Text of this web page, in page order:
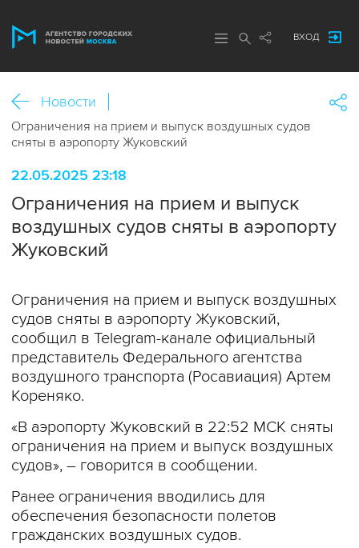
ВХОД
Новости
Ограничения на прием и выпуск воздушных судов
сняты в аэропорту Жуковский
22.05.2025 23:18
Ограничения на прием и выпуск
воздушных судов сняты в аэропорту
Жуковский
Ограничения на прием и выпуск воздушных
судов сняты в аэропорту Жуковский,
сообщил в Telegram-канале официальный
представитель Федерального агентства
воздушного транспорта (Росавиация) Артем
Кореняко.
«В аэропорту Жуковский в 22:52 МСК сняты
ограничения на прием и выпуск воздушных
судов», – говорится в сообщении.
Ранее ограничения вводились для
обеспечения безопасности полетов
гражданских воздушных судов.